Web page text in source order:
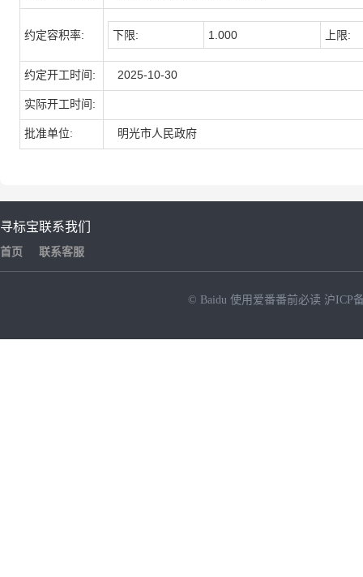
约定容积率: 下限: 1.000 上限:
约定开工时间: 2025-10-30
实际开工时间:
批准单位: 明光市人民政府
寻标宝
首页
联系我们
联系客服
© Baidu 使用爱番番前必读 沪ICP